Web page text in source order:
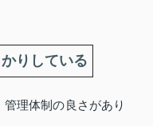
りしている
理体制の良さがあり